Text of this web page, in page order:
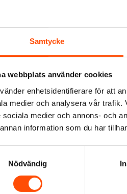
Samtycke
webbplats använder cookies
enhetsidentifierare för att
medier och analysera vår trafik.
sociala medier och annons- och
information som du har
Nödvändig
är svenskflaggad. Tankfartyget
bolaget FKAB Marine
Längden på fartyget är 150
göra dem mer effektiva än vårt
säger Lars Höglund, vd för
till Europa – och senare Donsö.